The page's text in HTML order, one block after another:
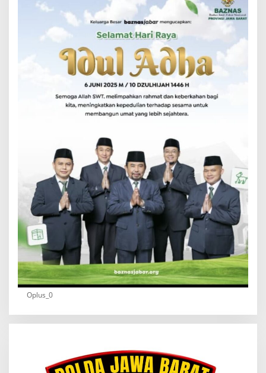
Oplus_0